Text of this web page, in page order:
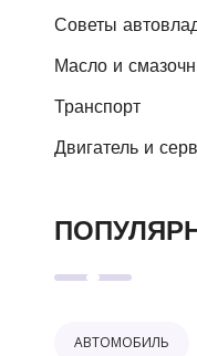
Советы
Масло и
Транспорт
Двигатель и
АВТОМОБИЛЬ